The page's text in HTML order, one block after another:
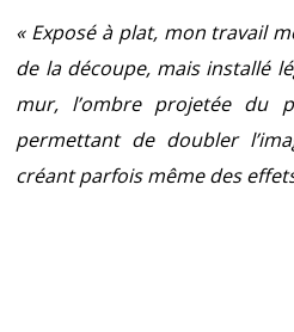
« Exposé à plat, mon travail
de la découpe, mais installé
mur, l’ombre projetée du
permettant de doubler
créant parfois même des